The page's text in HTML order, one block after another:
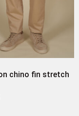
chino fin stretch